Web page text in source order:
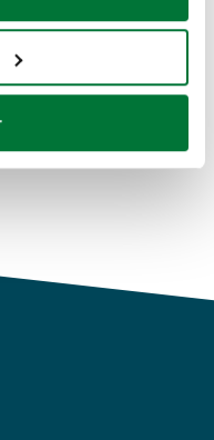
ubicación geográfica
activamente
(huellas
se procesan sus
del sitio web con
publicidad y análisis